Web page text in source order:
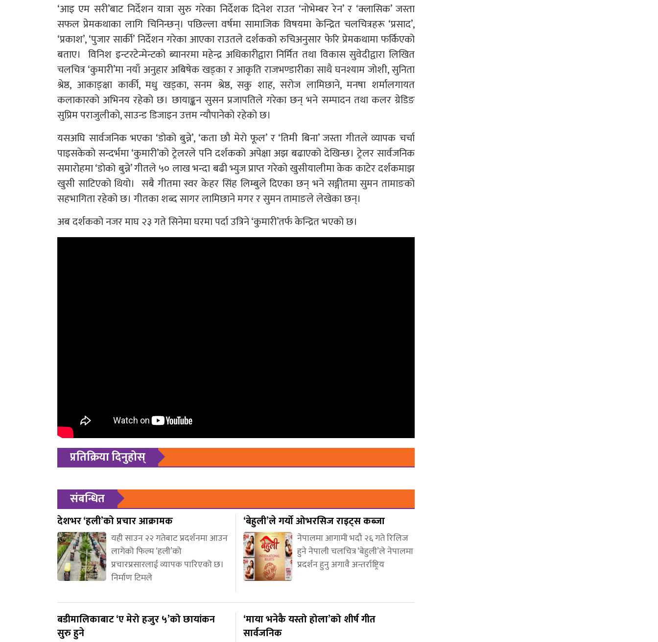
‘आइ एम सरी’बाट निर्देशन यात्रा सुरु गरेका निर्देशक दिनेश राउत ‘नोभेम्बर रेन’ र ‘क्लासिक’ जस्ता
सफल प्रेमकथाका लागि चिनिन्छन्। पछिल्ला वर्षमा सामाजिक विषयमा केन्द्रित चलचित्रहरू ‘प्रसाद’,
‘प्रकाश’, ‘पुजार सार्की’ निर्देशन गरेका आएका राउतले दर्शकको रुचिअनुसार फेरि प्रेमकथामा फर्किएको
बताए। विनिश इन्टरटेन्मेन्टको ब्यानरमा महेन्द्र अधिकारीद्वारा निर्मित तथा विकास सुवेदीद्वारा लिखित
चलचित्र ‘कुमारी’मा नयाँ अनुहार अबिषेक खड्का र आकृति राजभण्डारीका साथै घनश्याम जोशी, सुनिता
श्रेष्ठ, आकाङ्क्षा कार्की, मधु खड्का, सनम श्रेष्ठ, सकु शाह, सरोज लामिछाने, मनषा शर्मालगायत
कलाकारको अभिनय रहेको छ। छायाङ्कन सुसन प्रजापतिले गरेका छन् भने सम्पादन तथा कलर ग्रेडिङ
सुप्रिम पराजुलीको, साउन्ड डिजाइन उत्तम न्यौपानेको रहेको छ।
यसअघि सार्वजनिक भएका ‘डोको बुन्ने’, ‘कता छौ मेरो फूल’ र ‘तिमी बिना’ जस्ता गीतले व्यापक चर्चा
पाइसकेको सन्दर्भमा ‘कुमारी’को ट्रेलरले पनि दर्शकको अपेक्षा अझ बढाएको देखिन्छ। ट्रेलर सार्वजनिक
समारोहमा ‘डोको बुन्ने’ गीतले ५० लाख भन्दा बढी भ्युज प्राप्त गरेको खुसीयालीमा केक काटेर दर्शकमाझ
खुसी साटिएको थियो। सबै गीतमा स्वर केहर सिंह लिम्बुले दिएका छन् भने सङ्गीतमा सुमन तामाङको
सहभागिता रहेको छ। गीतका शब्द सागर लामिछाने मगर र सुमन तामाङले लेखेका छन्।
अब दर्शकको नजर माघ २३ गते सिनेमा घरमा पर्दा उत्रिने ‘कुमारी’तर्फ केन्द्रित भएको छ।
प्रतिक्रिया दिनुहोस्
संबन्धित
देशभर ‘हली’को प्रचार आक्रामक
यही साउन २२ गतेबाट प्रदर्शनमा आउन
लागेको फिल्म ‘हली’को
प्रचारप्रसारलाई व्यापक पारिएको छ।
निर्माण टिमले
‘बेहुली’ले गर्यो ओभरसिज राइट्स कब्जा
नेपालमा आगामी भदौ २६ गते रिलिज
हुने नेपाली चलचित्र ‘बेहुली’ले नेपालमा
प्रदर्शन हुनु अगावै अन्तर्राष्ट्रिय
बडीमालिकाबाट ‘ए मेरो हजुर ५’को छायांकन
सुरु हुने
‘माया भनेकै यस्तो होला’को शीर्ष गीत
सार्वजनिक